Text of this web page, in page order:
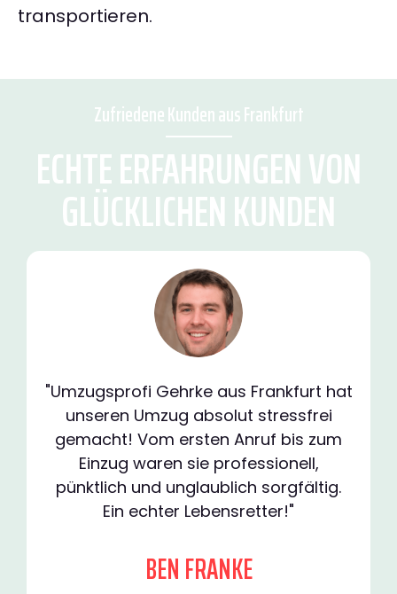
transportieren.
Zufriedene Kunden aus Frankfurt
ECHTE ERFAHRUNGEN VON
GLÜCKLICHEN KUNDEN
"Umzugsprofi Gehrke aus Frankfurt hat
unseren Umzug absolut stressfrei
gemacht! Vom ersten Anruf bis zum
Einzug waren sie professionell,
pünktlich und unglaublich sorgfältig.
Ein echter Lebensretter!"
BEN FRANKE